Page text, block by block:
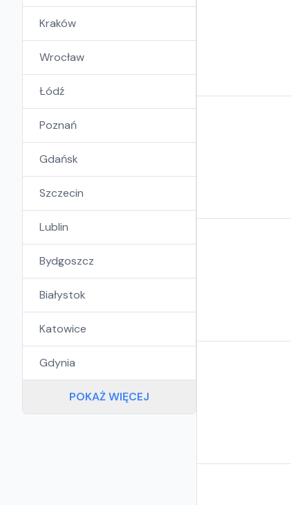
Kraków
Wrocław
Łódź
Poznań
Gdańsk
Szczecin
Lublin
Bydgoszcz
Białystok
Katowice
Gdynia
POKAŻ WIĘCEJ